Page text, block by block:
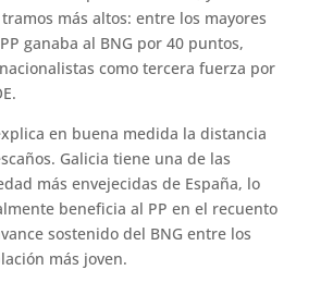
más altos: entre los mayores
ganaba al BNG por 40 puntos,
como tercera fuerza por
en buena medida la distancia
Galicia tiene una de las
más envejecidas de España, lo
beneficia al PP en el recuento
sostenido del BNG entre los
más joven.